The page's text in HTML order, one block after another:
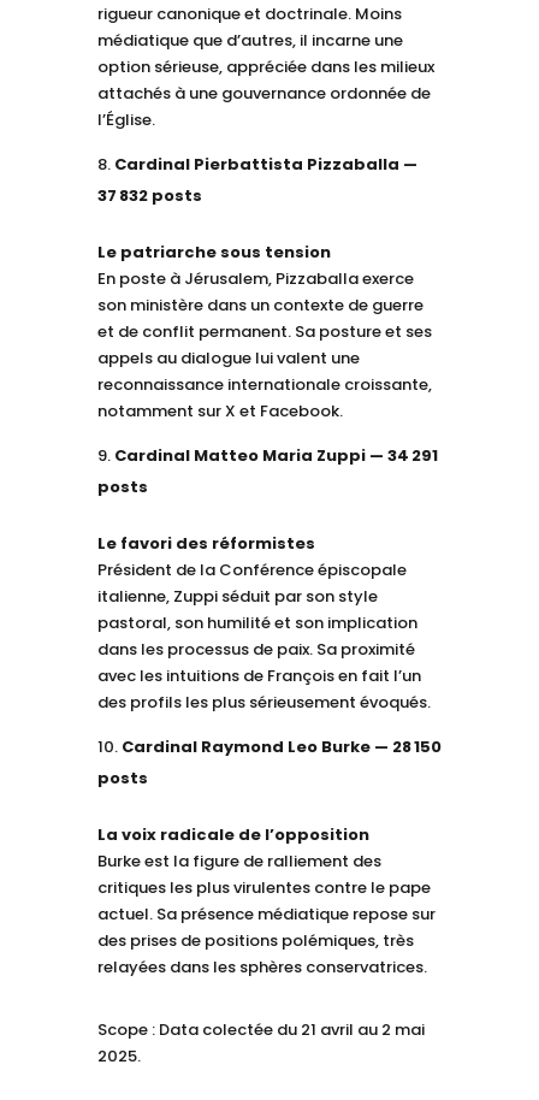
rigueur canonique et doctrinale. Moins
médiatique que d’autres, il incarne une
option sérieuse, appréciée dans les milieux
attachés à une gouvernance ordonnée de
l’Église.
Cardinal Pierbattista Pizzaballa —
37 832 posts
Le patriarche sous tension
En poste à Jérusalem, Pizzaballa exerce
son ministère dans un contexte de guerre
et de conflit permanent. Sa posture et ses
appels au dialogue lui valent une
reconnaissance internationale croissante,
notamment sur X et Facebook.
Cardinal Matteo Maria Zuppi — 34 291
posts
Le favori des réformistes
Président de la Conférence épiscopale
italienne, Zuppi séduit par son style
pastoral, son humilité et son implication
dans les processus de paix. Sa proximité
avec les intuitions de François en fait l’un
des profils les plus sérieusement évoqués.
Cardinal Raymond Leo Burke — 28 150
posts
La voix radicale de l’opposition
Burke est la figure de ralliement des
critiques les plus virulentes contre le pape
actuel. Sa présence médiatique repose sur
des prises de positions polémiques, très
relayées dans les sphères conservatrices.
Scope : Data colectée du 21 avril au 2 mai
2025.